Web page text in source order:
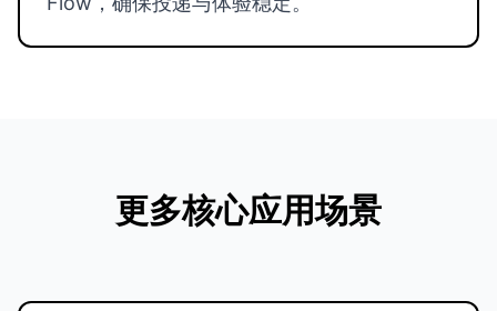
更多核心应用场景